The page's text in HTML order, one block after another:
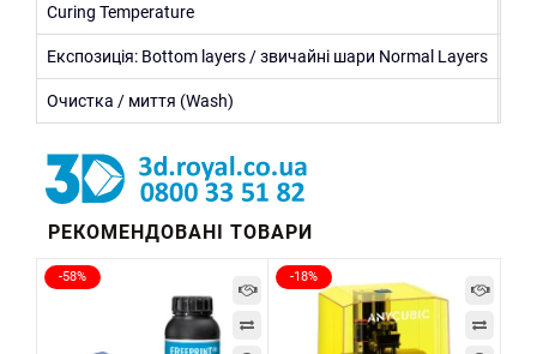
Curing Temperature
Експозиція: Bottom layers / звичайні шари Normal Layers
Очистка / миття (Wash)
РЕКОМЕНДОВАНІ ТОВАРИ
-58% -18%